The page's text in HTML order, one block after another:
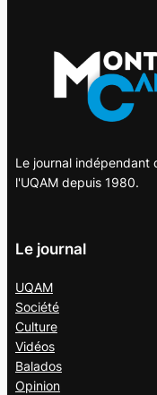
Le journal
l'UQAM depuis 1980.
Le journal
UQAM
Société
Culture
Vidéos
Balados
Opinion